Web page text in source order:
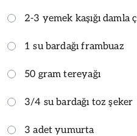
2-3 yemek kaşığı damla
1 su bardağı frambuaz
50 gram tereyağı
3/4 su bardağı toz şeker
3 adet yumurta